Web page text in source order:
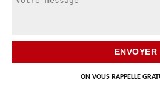
ON VOUS RAPPELLE